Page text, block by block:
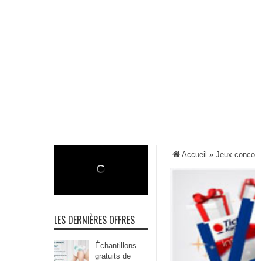
Accueil » Jeux
LES DERNIÈRES OFFRES
Échantillons
gratuits de